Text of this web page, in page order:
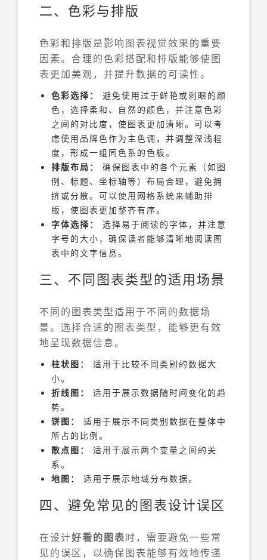
二、色彩与排版
色彩和排版是影响图表视觉效果的重要
因素。合理的色彩搭配和排版能够使图
表更加美观，并提升数据的可读性。
色彩选择：
避免使用过于鲜艳或刺眼的颜
色，选择柔和、自然的颜色，并注意色彩
之间的对比度，使图表更加清晰。可以考
虑使用品牌色作为主色调，并调整深浅程
度，形成一组同色系的色板。
排版布局：
确保图表中的各个元素（如图
例、标题、坐标轴等）布局合理，避免拥
挤或分散。可以使用网格系统来辅助排
版，使图表更加整齐有序。
字体选择：
选择易于阅读的字体，并注意
字号的大小，确保读者能够清晰地阅读图
表中的文字信息。
三、不同图表类型的适用场景
不同的图表类型适用于不同的数据场
景。选择合适的图表类型，能够更有效
地呈现数据信息。
柱状图：
适用于比较不同类别的数据大
小。
折线图：
适用于展示数据随时间变化的趋
势。
饼图：
适用于展示不同类别数据在整体中
所占的比例。
散点图：
适用于展示两个变量之间的关
系。
地图：
适用于展示地域分布数据。
四、避免常见的图表设计误区
在设计好看的图表时，需要避免一些常
见的误区，以确保图表能够有效地传递